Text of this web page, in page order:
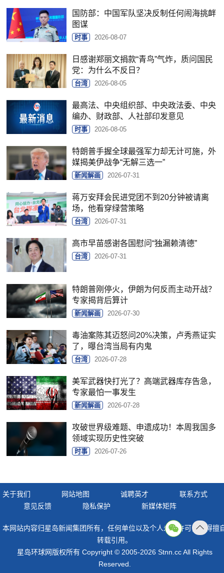
国防部：中国军队坚决反制任何闹海挑衅
图谋
时事 2026-08-07
日感谢郑丽文捐款“青鸟”气炸，质问国民
党：为什么不反日？
台湾 2026-08-05
最高法、中央组织部、中央政法委、中央
编办、财政部、人社部印发意见
时事 2026-08-05
特朗普手握全球最强军力却无计可施，外
媒揭美伊战争“无解三选一”
新闻解画 2026-07-31
蒋万安拜会民进党团不到20分钟被请离
场，他看穿绿营策略
台湾 2026-07-31
高市早苗感谢各国慰问“独漏赖清德”
台湾 2026-07-31
特朗普刚停火，伊朗为何反而主动开战？
专家揭背后算计
新闻解画 2026-07-30
毒油案陈其迈怒问20%决策，卢秀燕证实
了，曝台湾当局有内鬼
台湾 2026-07-28
美军武器快打光了？高端武器库存告急，
专家最怕一事发生
新闻解画 2026-07-28
攻破世界级难题、申遗成功！本周我国多
领域实现历史性突破
时事 2026-07-26
关于我们 网站地图 诚聘英才
联系方式
意见反馈
隐私保护 新媒体矩阵
本网站内容归星岛新闻集团所有，任何单位以及个人未经许可，不得擅
转载引用。
星岛环球网版权所有 Copyright © 2005-2026 Stnn.cc All Rights
Reserved.
顶部